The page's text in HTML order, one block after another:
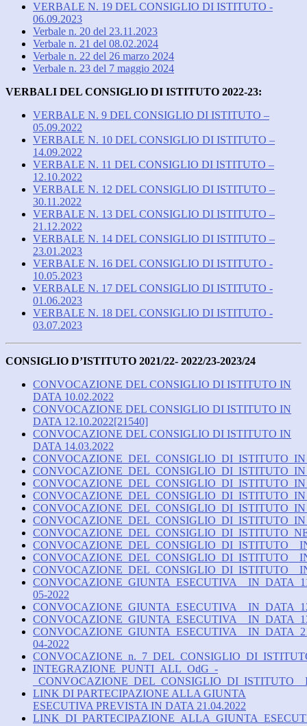
VERBALE N. 19 DEL CONSIGLIO DI ISTITUTO -
06.09.2023
Verbale n. 20 del 23.11.2023
Verbale n. 21 del 08.02.2024
Verbale n. 22 del 26 marzo 2024
Verbale n. 23 del 7 maggio 2024
VERBALI DEL CONSIGLIO DI ISTITUTO 2022-23:
VERBALE N. 9 DEL CONSIGLIO DI ISTITUTO –
05.09.2022
VERBALE N. 10 DEL CONSIGLIO DI ISTITUTO –
14.09.2022
VERBALE N. 11 DEL CONSIGLIO DI ISTITUTO –
12.10.2022
VERBALE N. 12 DEL CONSIGLIO DI ISTITUTO –
30.11.2022
VERBALE N. 13 DEL CONSIGLIO DI ISTITUTO –
21.12.2022
VERBALE N. 14 DEL CONSIGLIO DI ISTITUTO –
23.01.2023
VERBALE N. 16 DEL CONSIGLIO DI ISTITUTO -
10.05.2023
VERBALE N. 17 DEL CONSIGLIO DI ISTITUTO -
01.06.2023
VERBALE N. 18 DEL CONSIGLIO DI ISTITUTO -
03.07.2023
CONSIGLIO D’ISTITUTO 2021/22- 2022/23-2023/24
CONVOCAZIONE DEL CONSIGLIO DI ISTITUTO IN
DATA 10.02.2022
CONVOCAZIONE DEL CONSIGLIO DI ISTITUTO IN
DATA 12.10.2022[21540]
CONVOCAZIONE DEL CONSIGLIO DI ISTITUTO IN
DATA 14.03.2022
05-2022
04-2022
INTEGRAZIONE_PUNTI_ALL_OdG_-
LINK DI PARTECIPAZIONE ALLA GIUNTA
ESECUTIVA PREVISTA IN DATA 21.04.2022